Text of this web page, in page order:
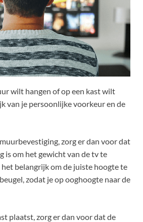
wilt hangen of op een kast wilt
van je persoonlijke voorkeur en de
zorg er dan voor dat
is om het gewicht van de tv te
belangrijk om de juiste hoogte te
zodat je op ooghoogte naar de
plaatst, zorg er dan voor dat de